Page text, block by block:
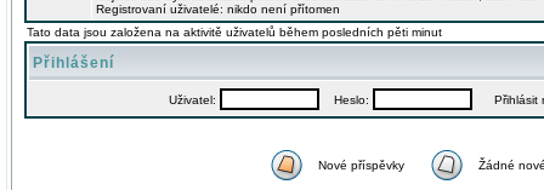
Registrovaní uživatelé: nikdo není přítomen
Tato data jsou založena na aktivitě uživatelů během posledních pěti minut
Přihlášení
Uživatel: Heslo: Přihlásit
Nové příspěvky Žádné